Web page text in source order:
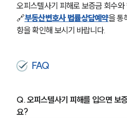
오피스텔사기 피해로 보증금 회수
🔗부동산변호사 법률상담예약을 통
향을 확인해 보시기 바랍니다.
FAQ
Q. 오피스텔사기 피해를 입으면 보
요?